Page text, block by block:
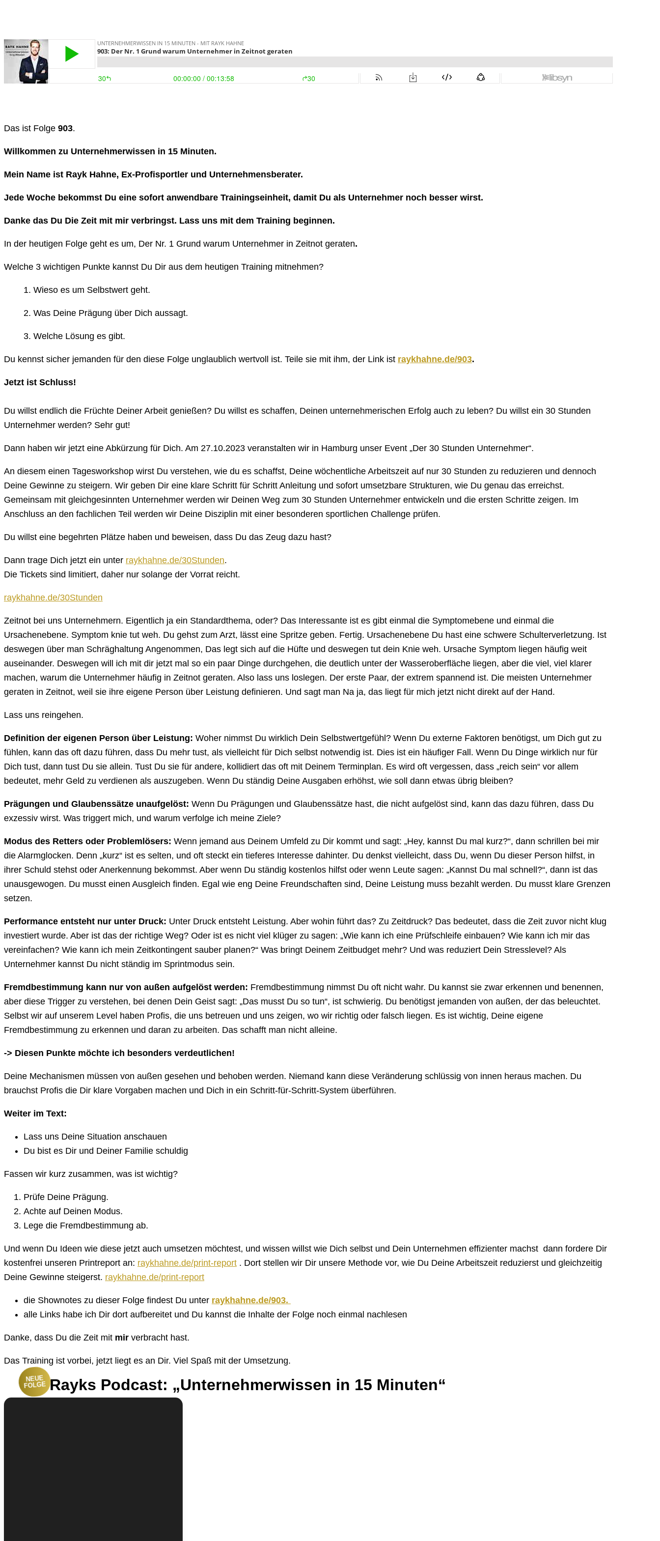
Das ist Folge 903.
Willkommen zu Unternehmerwissen in 15 Minuten.
Mein Name ist Rayk Hahne, Ex-Profisportler und Unternehmensberater.
Jede Woche bekommst Du eine sofort anwendbare Trainingseinheit, damit Du als Unternehmer noch besser wirst.
Danke das Du Die Zeit mit mir verbringst. Lass uns mit dem Training beginnen.
In der heutigen Folge geht es um, Der Nr. 1 Grund warum Unternehmer in Zeitnot geraten.
Welche 3 wichtigen Punkte kannst Du Dir aus dem heutigen Training mitnehmen?
1. Wieso es um Selbstwert geht.
2. Was Deine Prägung über Dich aussagt.
3. Welche Lösung es gibt.
Du kennst sicher jemanden für den diese Folge unglaublich wertvoll ist. Teile sie mit ihm, der Link ist raykhahne.de/903.
Jetzt ist Schluss!
Du willst endlich die Früchte Deiner Arbeit genießen? Du willst es schaffen, Deinen unternehmerischen Erfolg auch zu leben? Du willst ein 30 Stunden
Unternehmer werden? Sehr gut!
Dann haben wir jetzt eine Abkürzung für Dich. Am 27.10.2023 veranstalten wir in Hamburg unser Event „Der 30 Stunden Unternehmer“.
An diesem einen Tagesworkshop wirst Du verstehen, wie du es schaffst, Deine wöchentliche Arbeitszeit auf nur 30 Stunden zu reduzieren und dennoch
Deine Gewinne zu steigern. Wir geben Dir eine klare Schritt für Schritt Anleitung und sofort umsetzbare Strukturen, wie Du genau das erreichst.
Gemeinsam mit gleichgesinnten Unternehmer werden wir Deinen Weg zum 30 Stunden Unternehmer entwickeln und die ersten Schritte zeigen. Im
Anschluss an den fachlichen Teil werden wir Deine Disziplin mit einer besonderen sportlichen Challenge prüfen.
Du willst eine begehrten Plätze haben und beweisen, dass Du das Zeug dazu hast?
Dann trage Dich jetzt ein unter raykhahne.de/30Stunden.
Die Tickets sind limitiert, daher nur solange der Vorrat reicht.
raykhahne.de/30Stunden
Zeitnot bei uns Unternehmern. Eigentlich ja ein Standardthema, oder? Das Interessante ist es gibt einmal die Symptomebene und einmal die
Ursachenebene. Symptom knie tut weh. Du gehst zum Arzt, lässt eine Spritze geben. Fertig. Ursachenebene Du hast eine schwere Schulterverletzung. Ist
deswegen über man Schräghaltung Angenommen, Das legt sich auf die Hüfte und deswegen tut dein Knie weh. Ursache Symptom liegen häufig weit
auseinander. Deswegen will ich mit dir jetzt mal so ein paar Dinge durchgehen, die deutlich unter der Wasseroberfläche liegen, aber die viel, viel klarer
machen, warum die Unternehmer häufig in Zeitnot geraten. Also lass uns loslegen. Der erste Paar, der extrem spannend ist. Die meisten Unternehmer
geraten in Zeitnot, weil sie ihre eigene Person über Leistung definieren. Und sagt man Na ja, das liegt für mich jetzt nicht direkt auf der Hand.
Lass uns reingehen.
Definition der eigenen Person über Leistung: Woher nimmst Du wirklich Dein Selbstwertgefühl? Wenn Du externe Faktoren benötigst, um Dich gut zu
fühlen, kann das oft dazu führen, dass Du mehr tust, als vielleicht für Dich selbst notwendig ist. Dies ist ein häufiger Fall. Wenn Du Dinge wirklich nur für
Dich tust, dann tust Du sie allein. Tust Du sie für andere, kollidiert das oft mit Deinem Terminplan. Es wird oft vergessen, dass „reich sein“ vor allem
bedeutet, mehr Geld zu verdienen als auszugeben. Wenn Du ständig Deine Ausgaben erhöhst, wie soll dann etwas übrig bleiben?
Prägungen und Glaubenssätze unaufgelöst: Wenn Du Prägungen und Glaubenssätze hast, die nicht aufgelöst sind, kann das dazu führen, dass Du
exzessiv wirst. Was triggert mich, und warum verfolge ich meine Ziele?
Modus des Retters oder Problemlösers: Wenn jemand aus Deinem Umfeld zu Dir kommt und sagt: „Hey, kannst Du mal kurz?“, dann schrillen bei mir
die Alarmglocken. Denn „kurz“ ist es selten, und oft steckt ein tieferes Interesse dahinter. Du denkst vielleicht, dass Du, wenn Du dieser Person hilfst, in
ihrer Schuld stehst oder Anerkennung bekommst. Aber wenn Du ständig kostenlos hilfst oder wenn Leute sagen: „Kannst Du mal schnell?“, dann ist das
unausgewogen. Du musst einen Ausgleich finden. Egal wie eng Deine Freundschaften sind, Deine Leistung muss bezahlt werden. Du musst klare Grenzen
setzen.
Performance entsteht nur unter Druck: Unter Druck entsteht Leistung. Aber wohin führt das? Zu Zeitdruck? Das bedeutet, dass die Zeit zuvor nicht klug
investiert wurde. Aber ist das der richtige Weg? Oder ist es nicht viel klüger zu sagen: „Wie kann ich eine Prüfschleife einbauen? Wie kann ich mir das
vereinfachen? Wie kann ich mein Zeitkontingent sauber planen?“ Was bringt Deinem Zeitbudget mehr? Und was reduziert Dein Stresslevel? Als
Unternehmer kannst Du nicht ständig im Sprintmodus sein.
Fremdbestimmung kann nur von außen aufgelöst werden: Fremdbestimmung nimmst Du oft nicht wahr. Du kannst sie zwar erkennen und benennen,
aber diese Trigger zu verstehen, bei denen Dein Geist sagt: „Das musst Du so tun“, ist schwierig. Du benötigst jemanden von außen, der das beleuchtet.
Selbst wir auf unserem Level haben Profis, die uns betreuen und uns zeigen, wo wir richtig oder falsch liegen. Es ist wichtig, Deine eigene
Fremdbestimmung zu erkennen und daran zu arbeiten. Das schafft man nicht alleine.
-> Diesen Punkte möchte ich besonders verdeutlichen!
Deine Mechanismen müssen von außen gesehen und behoben werden. Niemand kann diese Veränderung schlüssig von innen heraus machen. Du
brauchst Profis die Dir klare Vorgaben machen und Dich in ein Schritt-für-Schritt-System überführen.
Weiter im Text:
Lass uns Deine Situation anschauen
Du bist es Dir und Deiner Familie schuldig
Fassen wir kurz zusammen, was ist wichtig?
Prüfe Deine Prägung.
Achte auf Deinen Modus.
Lege die Fremdbestimmung ab.
Und wenn Du Ideen wie diese jetzt auch umsetzen möchtest, und wissen willst wie Dich selbst und Dein Unternehmen effizienter machst dann fordere Dir
kostenfrei unseren Printreport an: raykhahne.de/print-report . Dort stellen wir Dir unsere Methode vor, wie Du Deine Arbeitszeit reduzierst und gleichzeitig
Deine Gewinne steigerst. raykhahne.de/print-report
die Shownotes zu dieser Folge findest Du unter raykhahne.de/903.
alle Links habe ich Dir dort aufbereitet und Du kannst die Inhalte der Folge noch einmal nachlesen
Danke, dass Du die Zeit mit mir verbracht hast.
Das Training ist vorbei, jetzt liegt es an Dir. Viel Spaß mit der Umsetzung.
Rayks Podcast: „Unternehmerwissen in 15 Minuten“
NEUE
FOLGE